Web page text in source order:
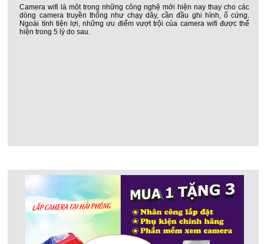
Camera wifi là một trong những công nghệ mới hiện nay thay cho các
dòng camera truyền thống như chạy dây, cần đầu ghi hình, ổ cứng.
Ngoài tính tiện lợi, những ưu điểm vượt trội của camera wifi được thể
hiện trong 5 lý do sau.